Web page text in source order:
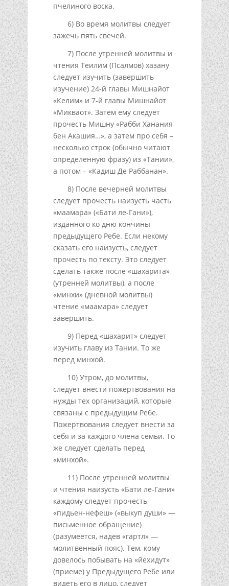
пчелиного воска.
6) Во время молитвы следует
зажечь пять свечей.
7) После утренней молитвы и
чтения Теилим (Псалмов) хазану
следует изучить (завершить
изучение) 24-й главы Мишнайот
«Келим» и 7-й главы Мишнайот
«Микваот». Затем ему следует
прочесть Mишну «Рабби Ханания
бен Акашия…», а затем про себя –
несколько строк (обычно читают
определенную фразу) из «Тании»,
а потом – «Кадиш Де Раббанан».
8) После вечерней молитвы
следует прочесть наизусть часть
«маамара» («Бати ле-Гани»),
изданного ко дню кончины
предыдущего Ребе. Если некому
сказать его наизусть, следует
прочесть по тексту. Это следует
сделать также после «шахарита»
(утренней молитвы), а после
«минхи» (дневной молитвы)
чтение «маамара» следует
завершить.
9) Перед «шахарит» следует
изучить главу из Тании. То же
перед минхой.
10) Утром, до молитвы,
следует внести пожертвования на
нужды тех организаций, которые
связаны с предыдущим Ребе.
Пожертвования следует внести за
себя и за каждого члена семьи. То
же следует сделать перед
«минхой».
11) После утренней молитвы
и чтения наизусть «Бати ле-Гани»
каждому следует прочесть
«пидьен-нефеш» («выкуп души» —
письменное обращение)
(разумеется, надев «гартл» —
молитвенный пояс). Тем, кому
довелось побывать на «йехидут»
(приеме) у Предыдущего Ребе или
видеть его в лицо, следует